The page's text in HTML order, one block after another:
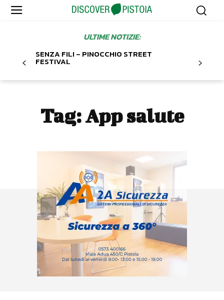
ULTIME NOTIZIE:
SENZA FILI – PINOCCHIO STREET
FESTIVAL
Tag:App salute